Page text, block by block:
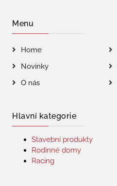
Menu
Home
Novinky
O nás
Hlavní kategorie
Stavební produkty
Rodinné domy
Racing